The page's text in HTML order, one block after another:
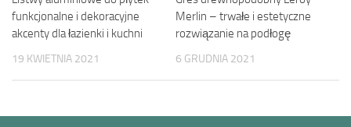
funkcjonalne i dekoracyjne
akcenty dla łazienki i kuchni
19 KWIETNIA 2021
Merlin – trwałe i estetyczne
rozwiązanie na podłogę
6 GRUDNIA 2021